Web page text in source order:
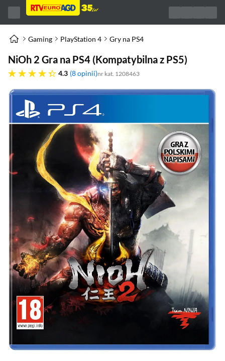
Gaming PlayStation 4 Gry na PS4
NiOh 2 Gra na PS4 (Kompatybilna z PS5)
4.3
4.3 gwiazdek 8 opinii nr kat. 1208463